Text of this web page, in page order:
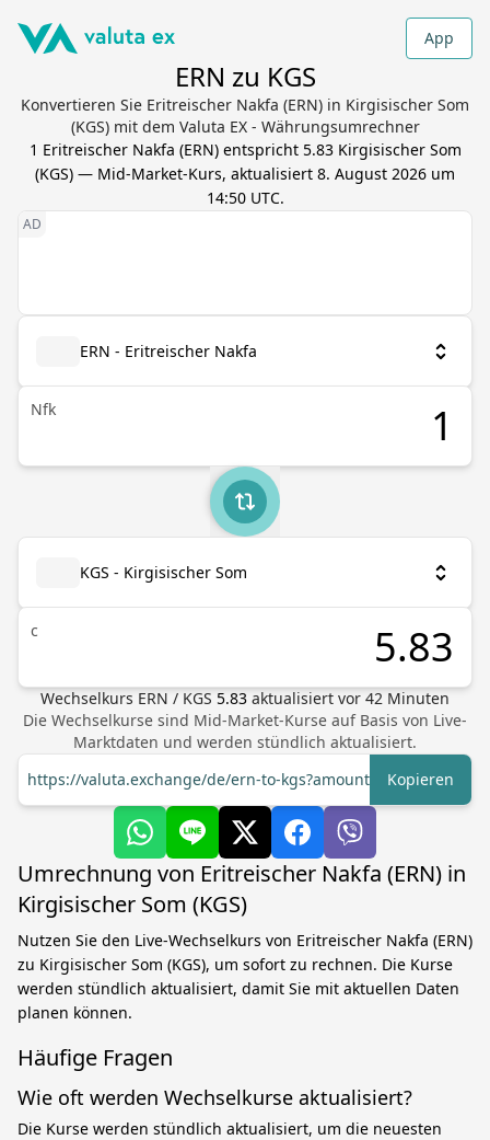
App
ERN zu KGS
Konvertieren Sie Eritreischer Nakfa (ERN) in Kirgisischer Som
(KGS) mit dem Valuta EX - Währungsumrechner
1 Eritreischer Nakfa (ERN) entspricht 5.83 Kirgisischer Som
(KGS) — Mid-Market-Kurs, aktualisiert 8. August 2026 um
14:50 UTC.
ERN - Eritreischer Nakfa
Nfk
KGS - Kirgisischer Som
с
Wechselkurs ERN / KGS 5.83 aktualisiert vor 42 Minuten
Die Wechselkurse sind Mid-Market-Kurse auf Basis von Live-
Marktdaten und werden stündlich aktualisiert.
https://valuta.exchange/de/ern-to-kgs?amount=1 Kopieren
Umrechnung von Eritreischer Nakfa (ERN) in
Kirgisischer Som (KGS)
Nutzen Sie den Live-Wechselkurs von Eritreischer Nakfa (ERN)
zu Kirgisischer Som (KGS), um sofort zu rechnen. Die Kurse
werden stündlich aktualisiert, damit Sie mit aktuellen Daten
planen können.
Häufige Fragen
Wie oft werden Wechselkurse aktualisiert?
Die Kurse werden stündlich aktualisiert, um die neuesten